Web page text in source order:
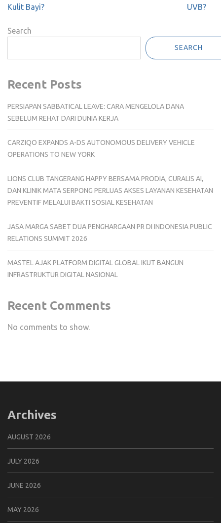
Kulit Bayi? UVB?
Search
SEARCH
Recent Posts
PERSIAPAN SABBATICAL LEAVE: CARA MENGELOLA DANA
SEBELUM REHAT DARI DUNIA KERJA
CARZIQO EXPANDS A-DS AUTONOMOUS DELIVERY VEHICLE
OPERATIONS TO NEW YORK
LIONS CLUB TANGERANG HAPPY BERSAMA PRODIA, CURALIS AI,
DAN KLINIK MATA SERPONG PERLUAS AKSES LAYANAN KESEHATAN
PREVENTIF MELALUI BAKTI SOSIAL KESEHATAN
JASA MARGA SABET DUA PENGHARGAAN PR DI INDONESIA PUBLIC
RELATIONS SUMMIT 2026
MASTEL AJAK PLATFORM DIGITAL GLOBAL IKUT BANGUN
INFRASTRUKTUR DIGITAL NASIONAL
Recent Comments
No comments to show.
Archives
AUGUST 2026
JULY 2026
JUNE 2026
MAY 2026